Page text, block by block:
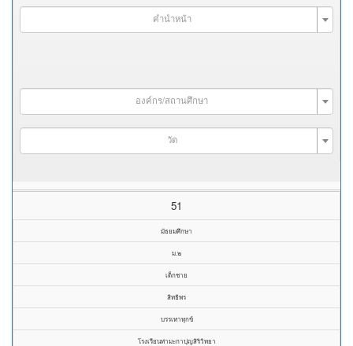
คำนำหน้า
องค์กร/สถานศึกษา
วัด
51
มัธยมศึกษา
ม.๒
เด็กชาย
สิทธิพร
บรรเทาทุกข์
โรงเรียนท่ามะกาปุญสิริวิทยา